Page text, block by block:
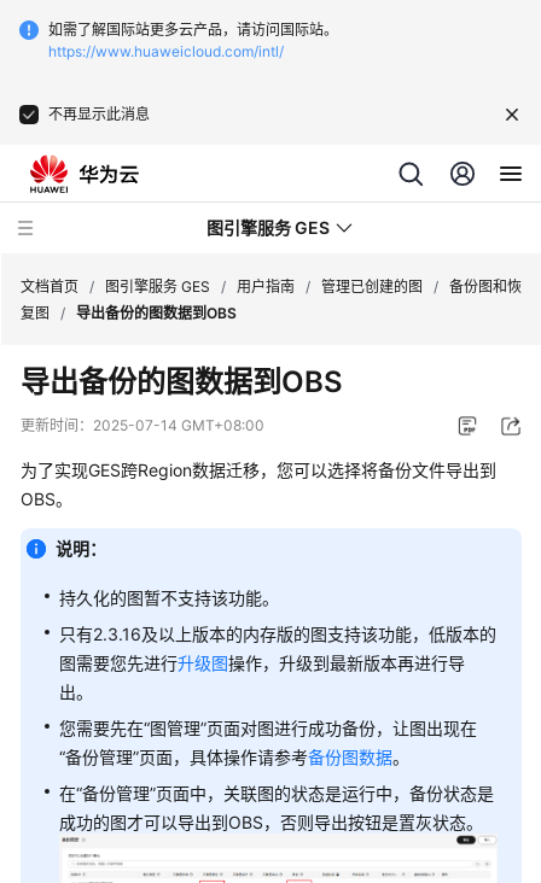
如需了解国际站更多云产品，请访问国际站。
https://www.huaweicloud.com/intl/
不再显示此消息
图引擎服务 GES
最
新
动
产
品
介
计
速
文档首页 / 图引擎服务 GES / 用户指南 / 管理已创建的图 / 备份图和恢
复图
/ 导出备份的图数据到OBS
导出备份的图数据到OBS
更新时间： 2025-07-14 GMT+08:00
为了实现GES跨Region数据迁移，您可以选择将备份文件导出到
OBS。
说明：
持久化的图暂不支持该功能。
只有2.3.16及以上版本的内存版的图支持该功能，低版本的
图需要您先进行升级图操作，升级到最新版本再进行导
出。
您需要先在“图管理”页面对图进行成功备份，让图出现在
“备份管理”页面，具体操作请参考备份图数据。
在“备份管理”页面中，关联图的状态是运行中，备份状态是
成功的图才可以导出到OBS，否则导出按钮是置灰状态。